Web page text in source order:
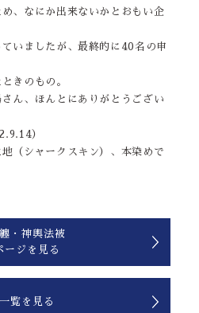
、なにか出来ないかとおもい企
いましたが、最終的に40名の申
きのもの。
ん、ほんとにありがとうござい
）
（シャークスキン）、本染めで
覧を見る
・神輿法被
ージを見る